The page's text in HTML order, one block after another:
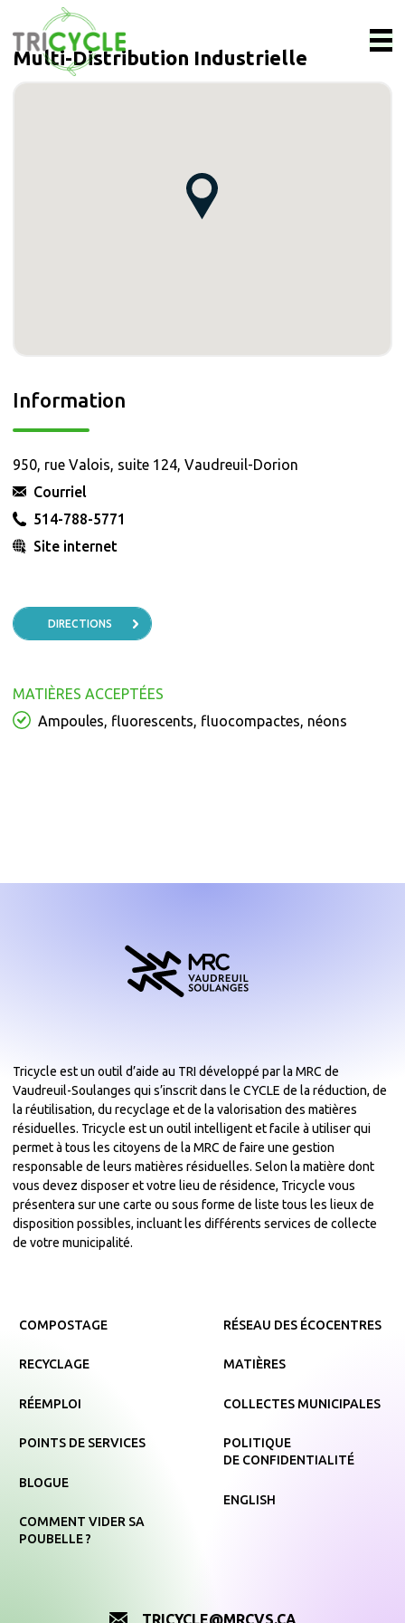
Multi-Distribution Industrielle
Information
950, rue Valois, suite 124, Vaudreuil-Dorion
Courriel
514-788-5771
Site internet
DIRECTIONS
MATIÈRES ACCEPTÉES
Ampoules, fluorescents, fluocompactes, néons
Tricycle est un outil d’aide au TRI développé par la MRC de
Vaudreuil-Soulanges qui s’inscrit dans le CYCLE de la réduction, de
la réutilisation, du recyclage et de la valorisation des matières
résiduelles. Tricycle est un outil intelligent et facile à utiliser qui
permet à tous les citoyens de la MRC de faire une gestion
responsable de leurs matières résiduelles. Selon la matière dont
vous devez disposer et votre lieu de résidence, Tricycle vous
présentera sur une carte ou sous forme de liste tous les lieux de
disposition possibles, incluant les différents services de collecte
de votre municipalité.
COMPOSTAGE
RECYCLAGE
RÉEMPLOI
POINTS DE SERVICES
BLOGUE
COMMENT VIDER SA
POUBELLE ?
RÉSEAU DES ÉCOCENTRES
MATIÈRES
COLLECTES MUNICIPALES
POLITIQUE
DE CONFIDENTIALITÉ
ENGLISH
TRICYCLE@MRCVS.CA